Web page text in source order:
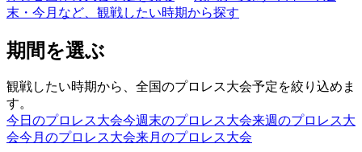
末・今月など、観戦したい時期から探す
期間を選ぶ
観戦したい時期から、全国のプロレス大会予定を絞り込めま
す。
今日のプロレス大会今週末のプロレス大会来週のプロレス大
会今月のプロレス大会来月のプロレス大会